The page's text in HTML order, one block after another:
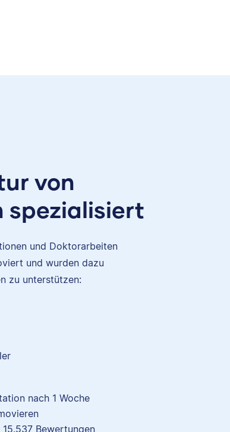
von
spezialisiert
und Doktorarbeiten
und wurden dazu
zu unterstützen:
nach 1 Woche
15.537 Bewertungen